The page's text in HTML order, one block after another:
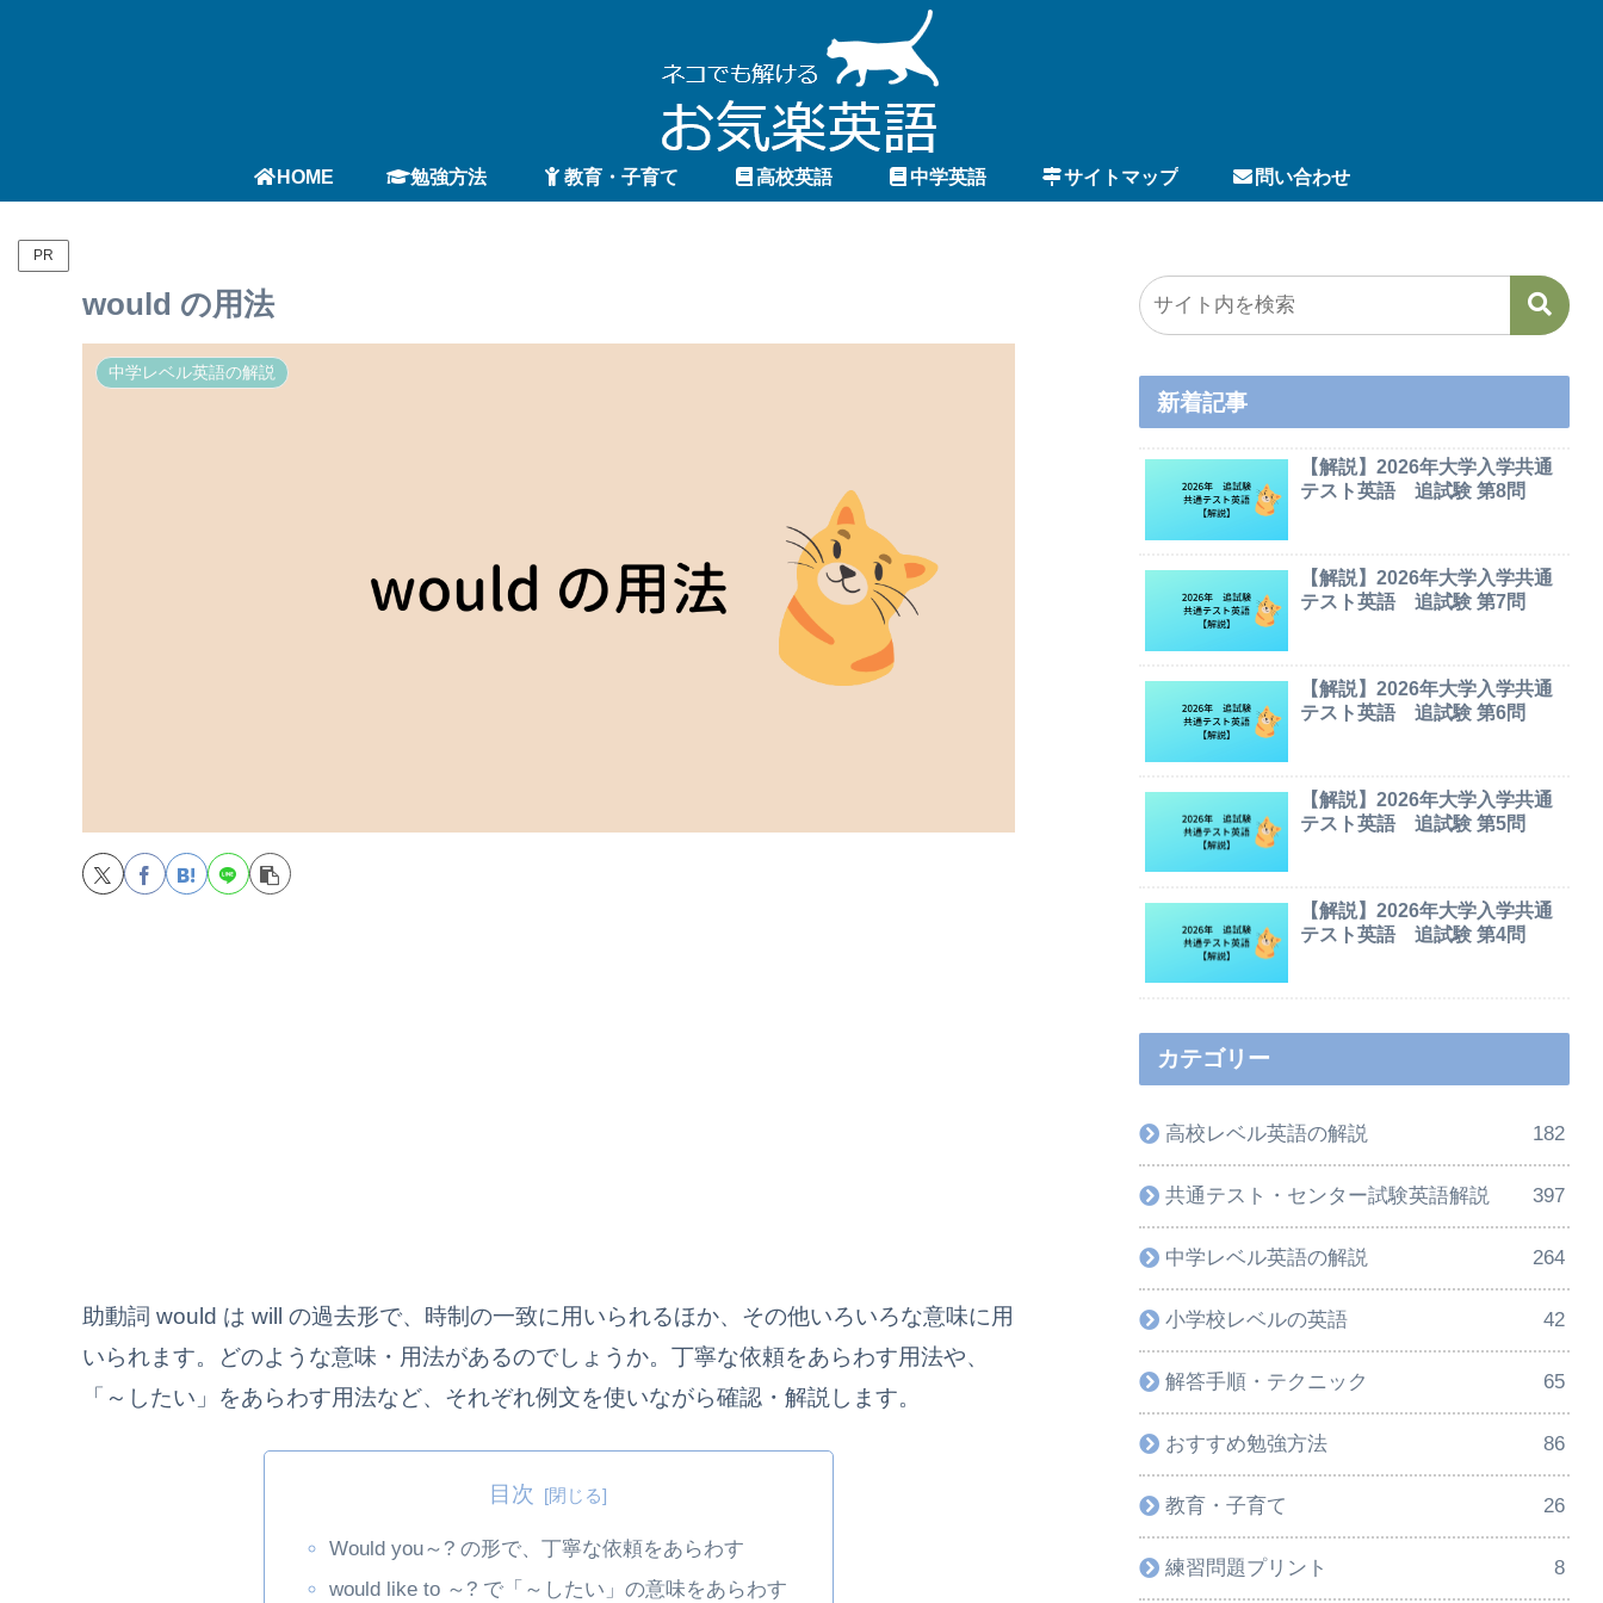
HOME 勉強方法 教育・子育て 高校英語 中学英語 サイトマップ 問い合わせ
PR
would の用法
中学レベル英語の解説
助動詞 would は will の過去形で、時制の一致に用いられるほか、その他いろいろな意味に用
いられます。どのような意味・用法があるのでしょうか。丁寧な依頼をあらわす用法や、
「～したい」をあらわす用法など、それぞれ例文を使いながら確認・解説します。
目次
Would you～? の形で、丁寧な依頼をあらわす
would like to ～? で「～したい」の意味をあらわす
新着記事
【解説】2026年大学入学共通
テスト英語 追試験 第8問
【解説】2026年大学入学共通
テスト英語 追試験 第7問
【解説】2026年大学入学共通
テスト英語 追試験 第6問
【解説】2026年大学入学共通
テスト英語 追試験 第5問
【解説】2026年大学入学共通
テスト英語 追試験 第4問
カテゴリー
高校レベル英語の解説 182
共通テスト・センター試験英語解説 397
中学レベル英語の解説 264
小学校レベルの英語 42
解答手順・テクニック 65
おすすめ勉強方法 86
教育・子育て 26
練習問題プリント 8